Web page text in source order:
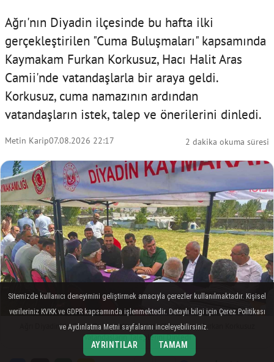
Ağrı'nın Diyadin ilçesinde bu hafta ilki
gerçekleştirilen "Cuma Buluşmaları" kapsamında
Kaymakam Furkan Korkusuz, Hacı Halit Aras
Camii'nde vatandaşlarla bir araya geldi.
Korkusuz, cuma namazının ardından
vatandaşların istek, talep ve önerilerini dinledi.
Metin Karip07.08.2026 22:17 2 dakika okuma süresi
Ağrı Diyadin'de Cuma Buluşmaları Başladı: Kaymakam Furkan Korkusuz
Vatandaşların Taleplerini Dinledi
Sitemizde kullanıcı deneyimini geliştirmek amacıyla çerezler kullanılmaktadır. Kişisel
verileriniz KVKK ve GDPR kapsamında işlenmektedir. Detaylı bilgi için Çerez Politikası
ve Aydınlatma Metni sayfalarını inceleyebilirsiniz.
AYRINTILAR TAMAM